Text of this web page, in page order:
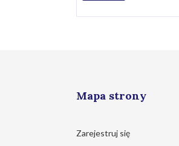
Mapa strony
Zarejestruj się